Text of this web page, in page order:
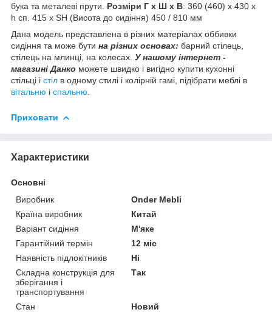
бука та металеві прути. Розміри Г х Ш х В: 360 (460) х 430 х
h сп. 415 x SH (Висота до сидіння) 450 / 810 мм
Дана модель представлена в різних матеріалах оббивки
сидіння та може бути на різних основах: барний стілець,
стілець на млинці, на колесах. У нашому інтернет -
магазині Данко можете швидко і вигідно купити кухонні
стільці і стіл в одному стилі і колірній гамі, підібрати меблі в
вітальню і спальню
Приховати
Характеристики
Основні
Виробник
Onder Mebli
Країна виробник
Китай
Варіант сидіння
М'яке
Гарантійний термін
12 міс
Наявність підлокітників
Ні
Складна конструкція для
зберігання і
транспортування
Так
Стан
Новий